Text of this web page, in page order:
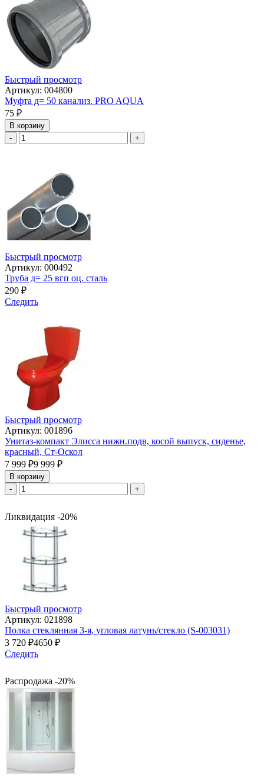
Быстрый просмотр
Артикул: 004800
Муфта д= 50 канализ. PRO AQUA
75 ₽
В корзину
-
+
Быстрый просмотр
Артикул: 000492
Труба д= 25 вгп оц. сталь
290 ₽
Следить
Быстрый просмотр
Артикул: 001896
Унитаз-компакт Элисса нижн.подв, косой выпуск, сиденье,
красный, Cт-Оскол
7 999 ₽9 999 ₽
В корзину
-
+
Ликвидация -20%
Быстрый просмотр
Артикул: 021898
Полка стеклянная 3-я, угловая латунь/стекло (S-003031)
3 720 ₽4650 ₽
Следить
Распродажа -20%